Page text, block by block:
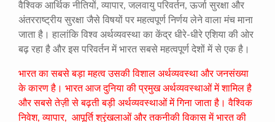
वैश्विक आर्थिक नीतियों, व्यापार, जलवायु परिवर्तन, ऊर्जा सुरक्षा और
अंतरराष्ट्रीय सुरक्षा जैसे विषयों पर महत्वपूर्ण निर्णय लेने वाला मंच माना
जाता है। हालांकि विश्व अर्थव्यवस्था का केंद्र धीरे-धीरे एशिया की ओर
बढ़ रहा है और इस परिवर्तन में भारत सबसे महत्वपूर्ण देशों में से एक है।
भारत का सबसे बड़ा महत्व उसकी विशाल अर्थव्यवस्था और जनसंख्या
के कारण है। भारत आज दुनिया की प्रमुख अर्थव्यवस्थाओं में शामिल है
और सबसे तेज़ी से बढ़ती बड़ी अर्थव्यवस्थाओं में गिना जाता है। वैश्विक
निवेश, व्यापार, आपूर्ति श्रृंखलाओं और तकनीकी विकास में भारत की